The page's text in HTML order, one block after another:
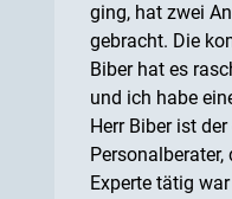
ging, hat zwei
gebracht. Die
Biber hat es
und ich habe
Herr Biber ist
Experte tätig